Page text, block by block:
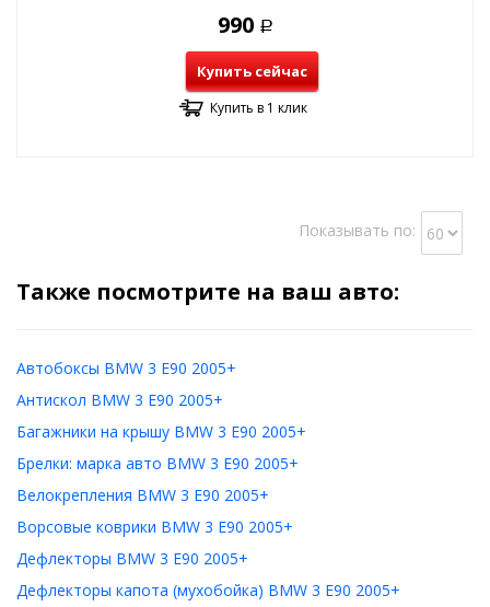
990 Р
Купить сейчас
Купить в 1 клик
Показывать по:
Также посмотрите на ваш авто:
Автобоксы BMW 3 E90 2005+
Антискол BMW 3 E90 2005+
Багажники на крышу BMW 3 E90 2005+
Брелки: марка авто BMW 3 E90 2005+
Велокрепления BMW 3 E90 2005+
Ворсовые коврики BMW 3 E90 2005+
Дефлекторы BMW 3 E90 2005+
Дефлекторы капота (мухобойка) BMW 3 E90 2005+